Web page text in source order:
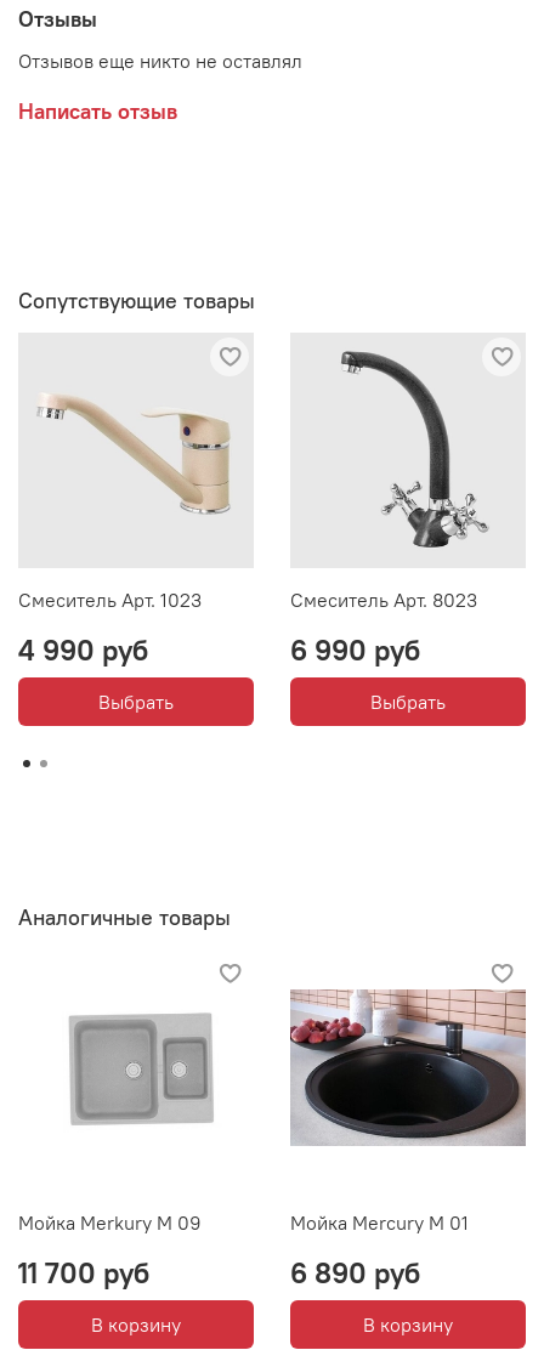
установки
Возможные расцветки:
Срок поставки заказанного товара: от 5 до 15 дней
Отзывы
Отзывов еще никто не оставлял
Написать отзыв
Сопутствующие товары
Смеситель Арт. 1023
4 990 руб
Выбрать
Смеситель Арт. 8023
6 990 руб
Выбрать
Аналогичные товары
Мойка Merkury M 09
11 700 руб
В корзину
Мойка Mercury М 01
6 890 руб
В корзину